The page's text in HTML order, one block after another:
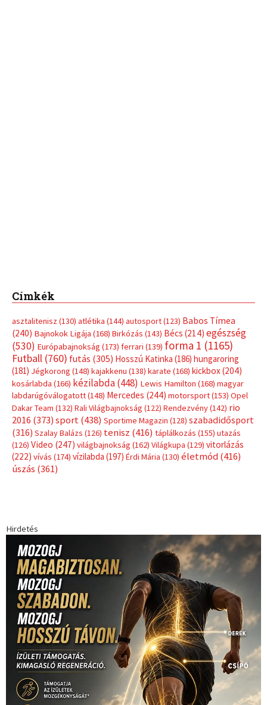
Címkék
(181)Jégkorong(148)kajakkenu(138)karate(168)kickbox(204)
kosárlabda(166) Lewis Hamilton(168)
magyar
labdarúgóválogatott(148)Mercedes (244) motorsport(153)
Opel
Dakar Team(132)Rali Világbajnokság (122) Rendezvény(142)
rio
2016(373)sport Sportime Magazin(128)szabadidősport
(316) Szalay Balázs(126) tenisz(416) táplálkozás(155)utazás
(126)Video(247)világbajnokság (162) Világkupa(129)
vitorlázás
(222) vívás(174) (197) Érdi Mária(130)életmód(416)
úszás(361)
Hirdetés